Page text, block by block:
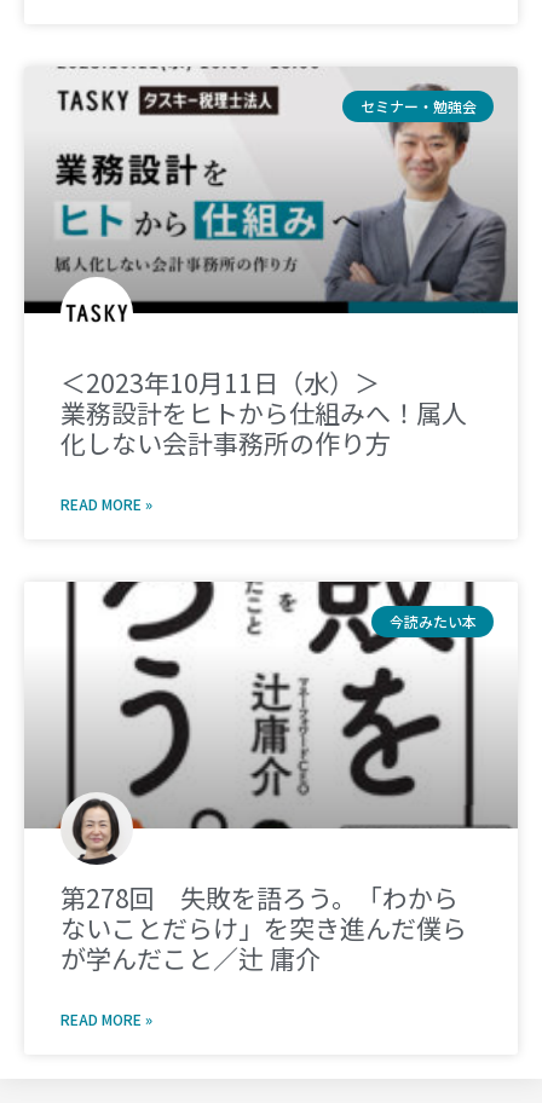
セミナー・勉強会
＜2023年10月11日（水）＞
業務設計をヒトから仕組みへ！属人
化しない会計事務所の作り方
READ MORE »
今読みたい本
第278回 失敗を語ろう。「わから
ないことだらけ」を突き進んだ僕ら
が学んだこと／辻 庸介
READ MORE »